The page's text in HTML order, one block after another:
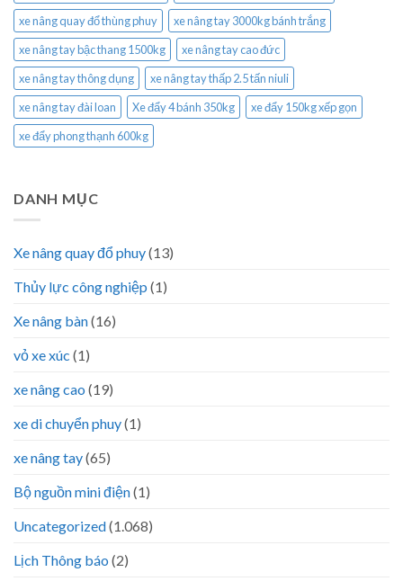
xe nâng quay đổ thùng phuy
xe nâng tay 3000kg bánh trắng
xe nâng tay bậc thang 1500kg
xe nâng tay cao đức
xe nâng tay thông dụng
xe nâng tay thấp 2.5 tấn niuli
xe nâng tay đài loan
Xe đẩy 4 bánh 350kg
xe đẩy 150kg xếp gọn
xe đẩy phong thạnh 600kg
DANH MỤC
Xe nâng quay đổ phuy(13)
Thủy lực công nghiệp (1)
Xe nâng bàn(16)
vỏ xe xúc (1)
xe nâng cao (19)
xe di chuyển phuy(1)
xe nâng tay(65)
Bộ nguồn mini điện(1)
Uncategorized(1.068)
Lịch Thông báo (2)